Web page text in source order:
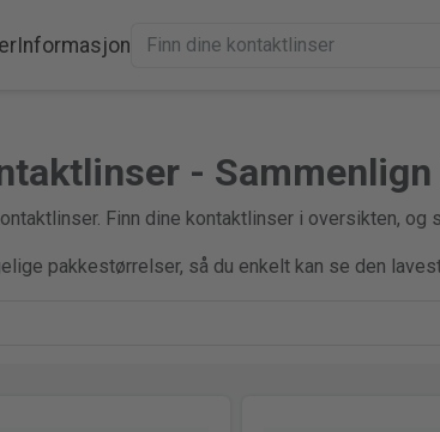
Informasjon
-
Finn dine kontaktlinser i oversikten, og
pakkestørrelser, så du enkelt kan se den